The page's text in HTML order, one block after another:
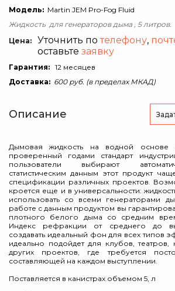
Модель: Martin JEM Pro-Fog Fluid
Жидкость для генераторов дыма , 5 литров.
Цена:
Уточнить потелефону,
оставьте заявку
Гарантия: 12 месяцев
Доставка: 600 руб. (в пределах МКАД)
Описание
Дымовая жидкость на водной основе
проверенный годами стандарт
пользователи выбирают
статистическим данным этот продукт
спецификации различных проектов.
кроется еще и в универсальности:
использовать со всеми генераторами
работе с данным продуктом вы
плотного белого дыма со средним
Индекс рефракции от среднего до
создавать идеальный фон для всех типов
идеально подойдет для клубов,
других проектов, где требуется
составляющей на каждом выступлении.
Поставляется в канистрах объемом 5, л